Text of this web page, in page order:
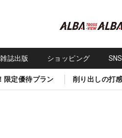
雑誌出版 ショッピング
限定優待プラン 削り出しの打